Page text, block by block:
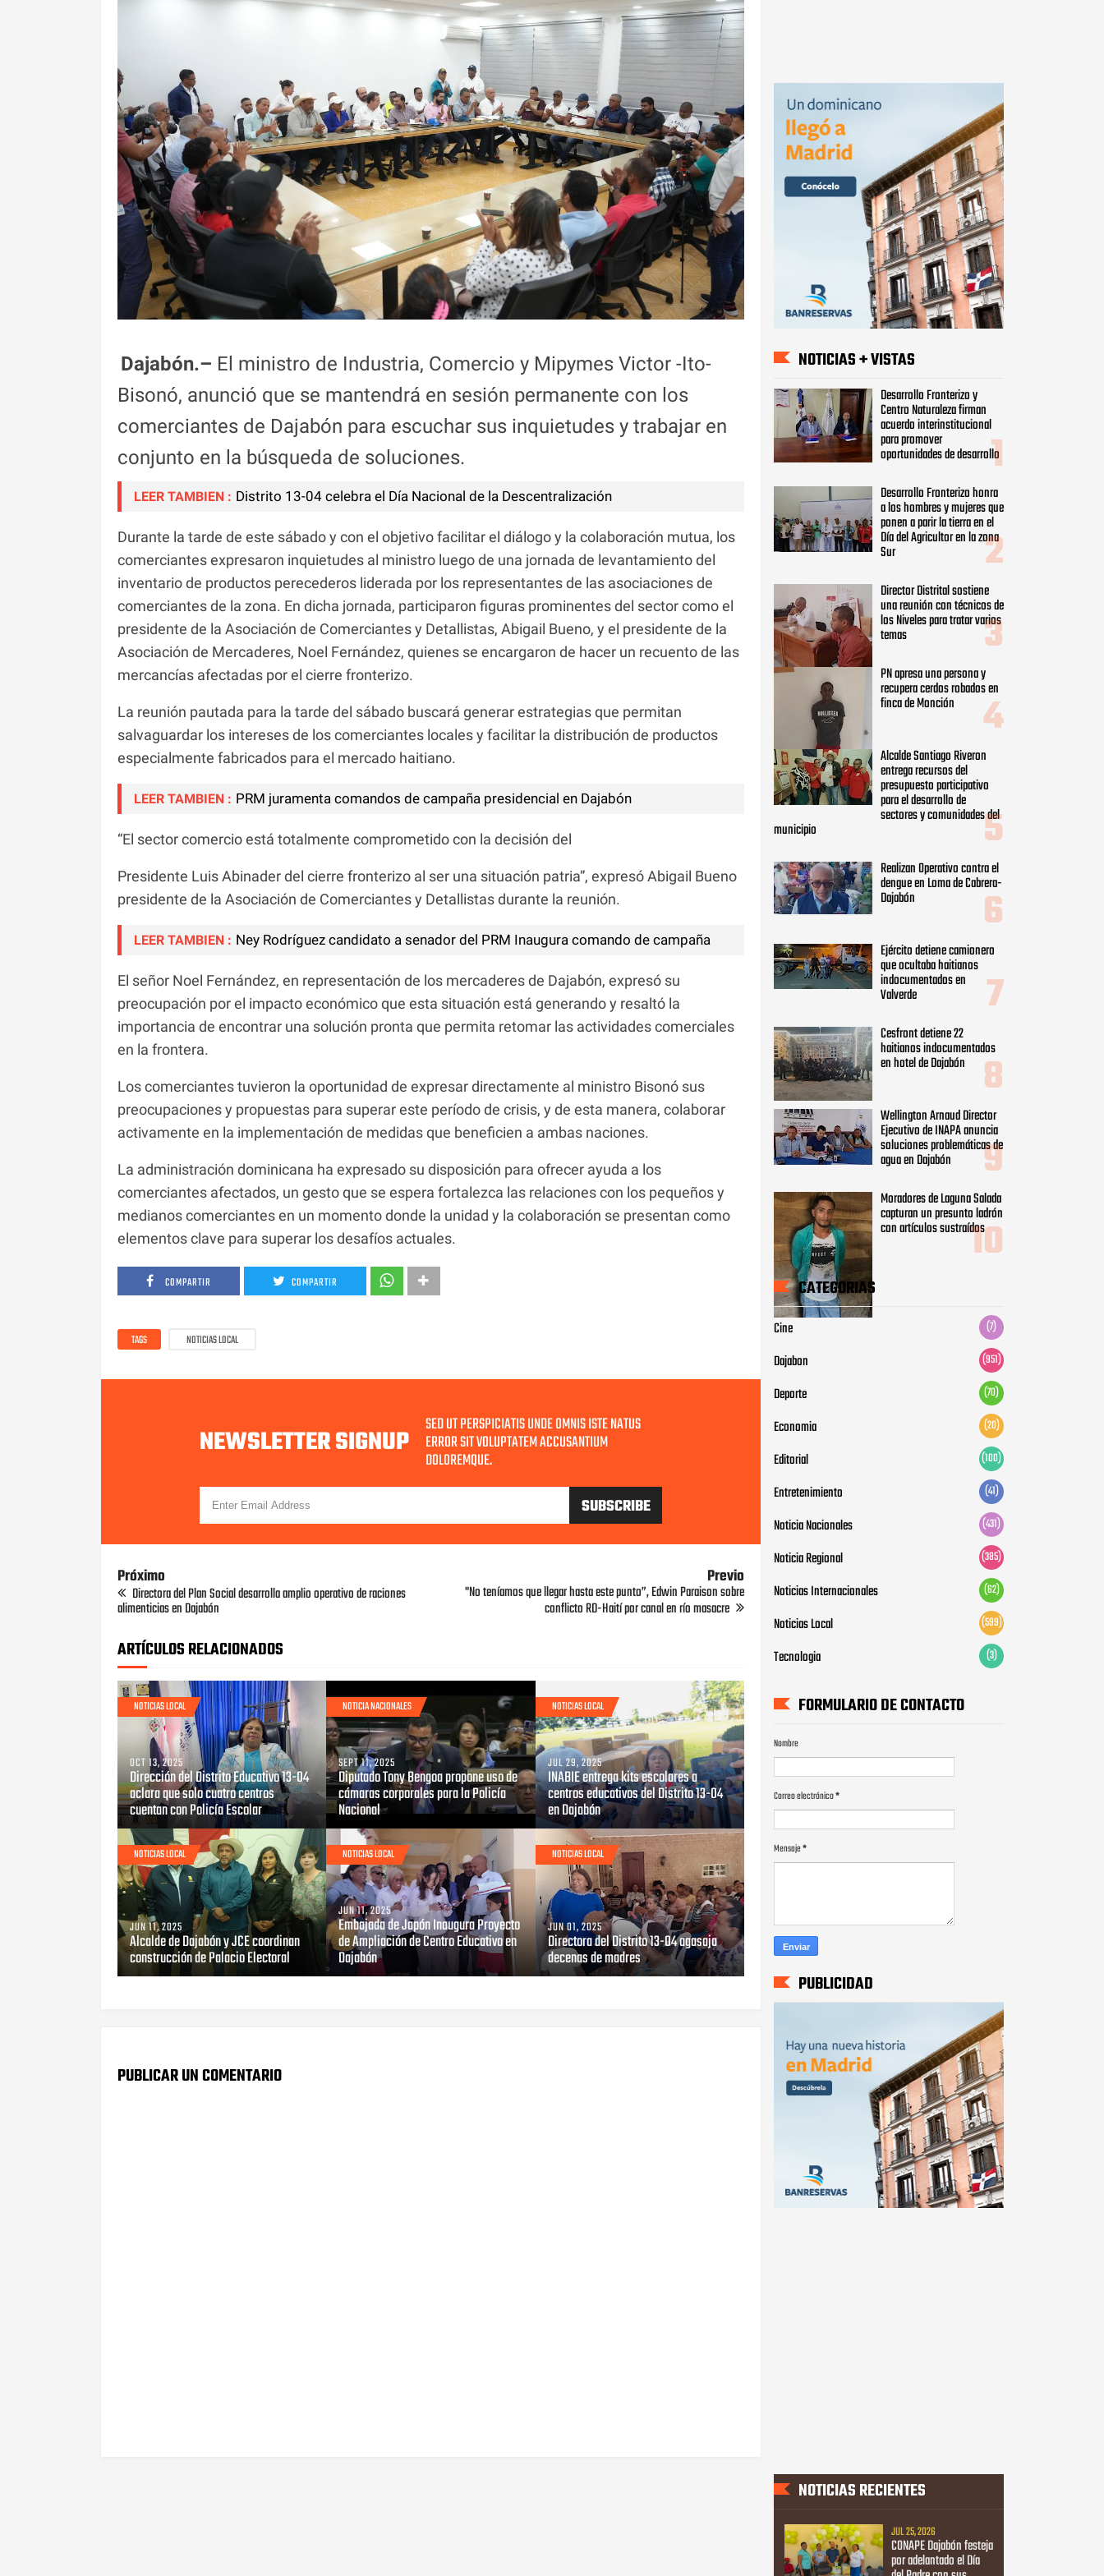
Dajabón.– El ministro de Industria, Comercio y Mipymes Victor -Ito-
Bisonó, anunció que se mantendrá en sesión permanente con los
comerciantes de Dajabón para escuchar sus inquietudes y trabajar en
conjunto en la búsqueda de soluciones.
LEER TAMBIEN : Distrito 13-04 celebra el Día Nacional de la Descentralización
Durante la tarde de este sábado y con el objetivo facilitar el diálogo y la colaboración mutua, los
comerciantes expresaron inquietudes al ministro luego de una jornada de levantamiento del
inventario de productos perecederos liderada por los representantes de las asociaciones de
comerciantes de la zona. En dicha jornada, participaron figuras prominentes del sector como el
presidente de la Asociación de Comerciantes y Detallistas, Abigail Bueno, y el presidente de la
Asociación de Mercaderes, Noel Fernández, quienes se encargaron de hacer un recuento de las
mercancías afectadas por el cierre fronterizo.
La reunión pautada para la tarde del sábado buscará generar estrategias que permitan
salvaguardar los intereses de los comerciantes locales y facilitar la distribución de productos
especialmente fabricados para el mercado haitiano.
LEER TAMBIEN : PRM juramenta comandos de campaña presidencial en Dajabón
“El sector comercio está totalmente comprometido con la decisión del
Presidente Luis Abinader del cierre fronterizo al ser una situación patria”, expresó Abigail Bueno
presidente de la Asociación de Comerciantes y Detallistas durante la reunión.
LEER TAMBIEN : Ney Rodríguez candidato a senador del PRM Inaugura comando de campaña
El señor Noel Fernández, en representación de los mercaderes de Dajabón, expresó su
preocupación por el impacto económico que esta situación está generando y resaltó la
importancia de encontrar una solución pronta que permita retomar las actividades comerciales
en la frontera.
Los comerciantes tuvieron la oportunidad de expresar directamente al ministro Bisonó sus
preocupaciones y propuestas para superar este período de crisis, y de esta manera, colaborar
activamente en la implementación de medidas que beneficien a ambas naciones.
La administración dominicana ha expresado su disposición para ofrecer ayuda a los
comerciantes afectados, un gesto que se espera fortalezca las relaciones con los pequeños y
medianos comerciantes en un momento donde la unidad y la colaboración se presentan como
elementos clave para superar los desafíos actuales.
COMPARTIR COMPARTIR
TAGS NOTICIAS LOCAL
NEWSLETTER SIGNUP SED UT PERSPICIATIS UNDE OMNIS ISTE NATUS
ERROR SIT VOLUPTATEM ACCUSANTIUM
DOLOREMQUE.
Próximo
Directora del Plan Social desarrolla amplio operativo de raciones
alimenticias en Dajabón
Previo
"No teníamos que llegar hasta este punto”, Edwin Paraison sobre
conflicto RD-Haití por canal en río masacre
ARTÍCULOS RELACIONADOS
NOTICIAS LOCAL
OCT 13, 2025
Dirección del Distrito Educativo 13-04
aclara que solo cuatro centros
cuentan con Policía Escolar
NOTICIA NACIONALES
SEPT 11, 2025
Diputado Tony Bengoa propone uso de
cámaras corporales para la Policía
Nacional
NOTICIAS LOCAL
JUL 29, 2025
INABIE entrega kits escolares a
centros educativos del Distrito 13-04
en Dajabón
NOTICIAS LOCAL
JUN 11, 2025
Alcalde de Dajabón y JCE coordinan
construcción de Palacio Electoral
NOTICIAS LOCAL
JUN 11, 2025
Embajada de Japón Inaugura Proyecto
de Ampliación de Centro Educativo en
Dajabón
NOTICIAS LOCAL
JUN 01, 2025
Directora del Distrito 13-04 agasaja
decenas de madres
PUBLICAR UN COMENTARIO
NOTICIAS + VISTAS
Desarrollo Fronterizo y
Centro Naturaleza firman
acuerdo interinstitucional
para promover
oportunidades de desarrollo
Desarrollo Fronterizo honra
a los hombres y mujeres que
ponen a parir la tierra en el
Día del Agricultor en la zona
Sur
Director Distrital sostiene
una reunión con técnicos de
los Niveles para tratar varios
temas
PN apresa una persona y
recupera cerdos robados en
finca de Monción
Alcalde Santiago Riveron
entrega recursos del
presupuesto participativo
para el desarrollo de
sectores y comunidades del
municipio
Realizan Operativo contra el
dengue en Loma de Cabrera-
Dajabón
Ejército detiene camionero
que ocultaba haitianos
indocumentados en
Valverde
Cesfront detiene 22
haitianos indocumentados
en hotel de Dajabón
Wellington Arnaud Director
Ejecutivo de INAPA anuncia
soluciones problemáticas de
agua en Dajabón
Moradores de Laguna Salada
capturan un presunto ladrón
con artículos sustraídos
CATEGORIAS
Cine (7)
Dajabon (951)
Deporte (70)
Economia (20)
Editorial (100)
Entretenimiento (41)
Noticia Nacionales (431)
Noticia Regional (385)
Noticias Internacionales (62)
Noticias Local (599)
Tecnologia (3)
FORMULARIO DE CONTACTO
Nombre
Correo electrónico*
Mensaje*
PUBLICIDAD
NOTICIAS RECIENTES
JUL 25, 2026
CONAPE Dajabón festeja
por adelantado el Día